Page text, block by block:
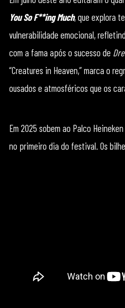
You So F**ing Much, que explora
vulnerabilidade emocional,
com a fama após o sucesso de
“Creatures in Heaven,” marca o
ousados e atmosféricos que os
Em 2025 sobem ao Palco
no primeiro dia do festival. Os